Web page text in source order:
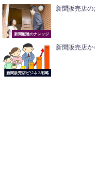
新聞配達のナレッジ
新聞販売店の
新聞販売店ビジネス戦略
新聞販売店